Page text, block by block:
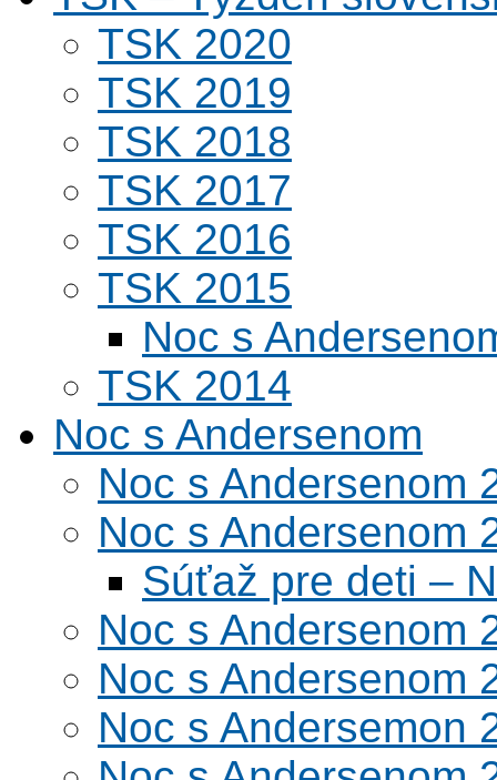
TSK 2020
TSK 2019
TSK 2018
TSK 2017
TSK 2016
TSK 2015
Noc s
TSK 2014
Noc s Andersenom
Noc s Andersenom
Noc s Andersenom
Súťaž pre deti –
Noc s Andersenom
Noc s Andersenom
Noc s Andersemon